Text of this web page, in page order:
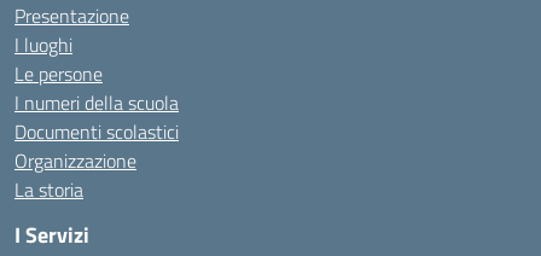
Presentazione
I luoghi
Le persone
I numeri della scuola
Documenti scolastici
Organizzazione
La storia
I Servizi